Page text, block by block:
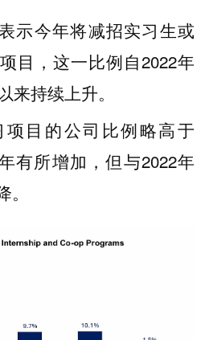
示今年将减招实习生或
目，这一比例自2022年
来持续上升。
目的公司比例略高于
有所增加，但与2022年